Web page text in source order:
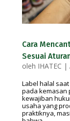
Cara
Sesuai
oleh IHATEC |
Label halal
pada kemasan
kewajiban
usaha yang
praktiknya,